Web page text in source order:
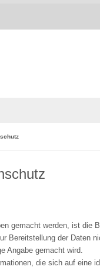
gemacht werden, ist die
Bereitstellung der Daten
Angabe gemacht wird.
die sich auf eine